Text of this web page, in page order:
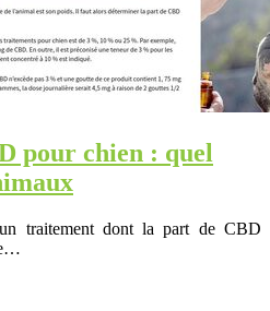
pour chien : quel
traitement dont la part de CBD